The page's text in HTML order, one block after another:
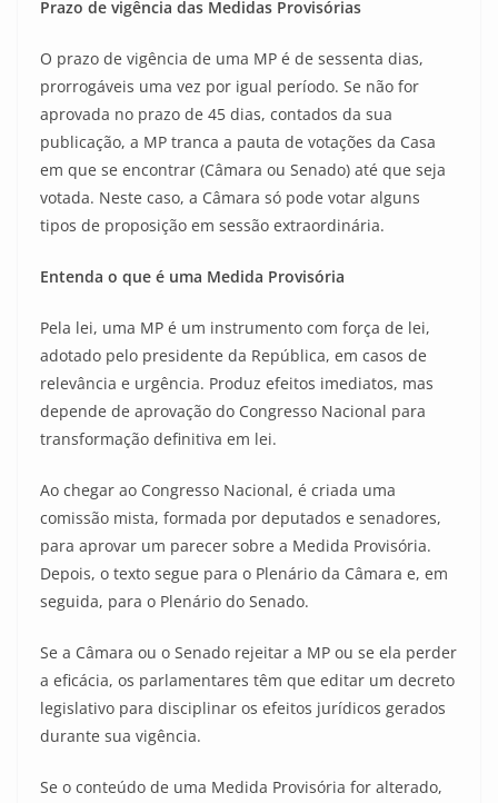
Prazo de vigência das Medidas Provisórias
O prazo de vigência de uma MP é de sessenta dias,
prorrogáveis uma vez por igual período. Se não for
aprovada no prazo de 45 dias, contados da sua
publicação, a MP tranca a pauta de votações da Casa
em que se encontrar (Câmara ou Senado) até que seja
votada. Neste caso, a Câmara só pode votar alguns
tipos de proposição em sessão extraordinária.
Entenda o que é uma Medida Provisória
Pela lei, uma MP é um instrumento com força de lei,
adotado pelo presidente da República, em casos de
relevância e urgência. Produz efeitos imediatos, mas
depende de aprovação do Congresso Nacional para
transformação definitiva em lei.
Ao chegar ao Congresso Nacional, é criada uma
comissão mista, formada por deputados e senadores,
para aprovar um parecer sobre a Medida Provisória.
Depois, o texto segue para o Plenário da Câmara e, em
seguida, para o Plenário do Senado.
Se a Câmara ou o Senado rejeitar a MP ou se ela perder
a eficácia, os parlamentares têm que editar um decreto
legislativo para disciplinar os efeitos jurídicos gerados
durante sua vigência.
Se o conteúdo de uma Medida Provisória for alterado,